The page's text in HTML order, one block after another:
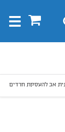
0
אב להעסקת חרדים